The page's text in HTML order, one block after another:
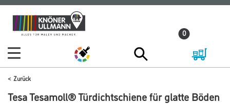
Zum
Inhalt
Zum
Navigationsmenü
0
Zurück
Tesa Tesamoll® Türdichtschiene für glatte Böden